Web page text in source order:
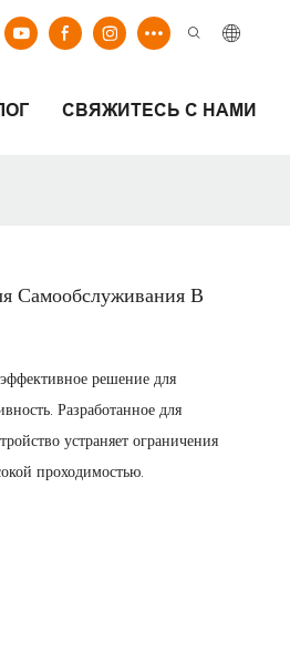
СВЯЖИТЕСЬ С НАМИ
Самообслуживания В
решение для
Разработанное для
устраняет ограничения
проходимостью.